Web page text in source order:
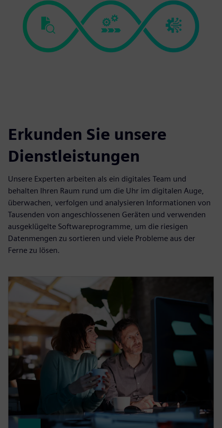
Erkunden Sie unsere
Dienstleistungen
Unsere Experten arbeiten als ein digitales Team und
behalten Ihren Raum rund um die Uhr im digitalen Auge,
überwachen, verfolgen und analysieren Informationen von
Tausenden von angeschlossenen Geräten und verwenden
ausgeklügelte Softwareprogramme, um die riesigen
Datenmengen zu sortieren und viele Probleme aus der
Ferne zu lösen.